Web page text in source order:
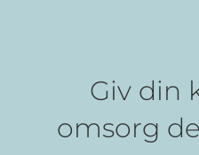
Giv din
omsorg